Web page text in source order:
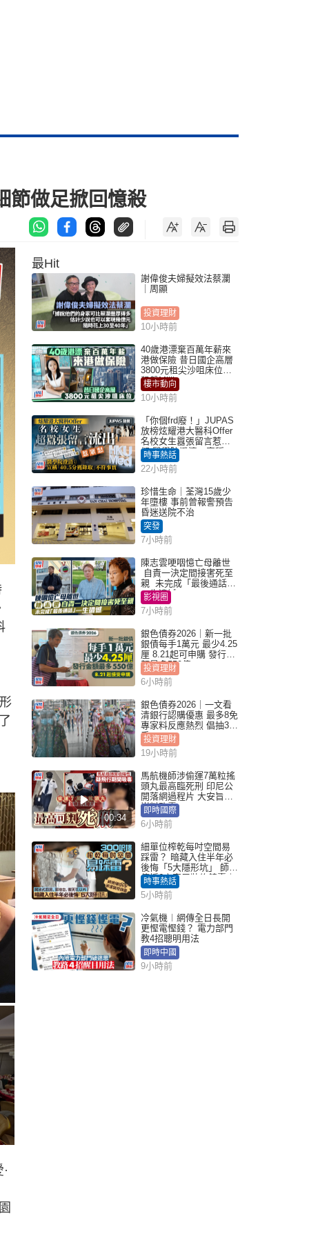
節做足掀回憶殺
最Hit
謝偉俊夫婦擬效法蔡瀾
｜周顯
投資理財
10小時前
40歲港漂棄百萬年薪來
港做保險 昔日國企高層
3800元租尖沙咀床位｜
租盤Million
樓市動向
10小時前
「你個frd廢！」JUPAS
放榜炫耀港大醫科Offer
名校女生囂張留言惹眾
怒 醫學院澄清：宣稱
「40.5分獲錄取」不符事
實｜Juicy叮
時事熱話
22小時前
珍惜生命｜荃灣15歲少
年墮樓 事前曾報警預告
昏迷送院不治
突發
7小時前
陳志雲哽咽憶亡母離世
自責一決定間接害死至
親 未完成「最後通話」
一生遺憾
影視圈
7小時前
銀色債券2026｜新一批
銀債每手1萬元 最少4.25
厘 8.21起可申購 發行金
額最多550億
投資理財
6小時前
銀色債券2026｜一文看
清銀行認購優惠 最多8免
專家料反應熱烈 倡抽30
手
投資理財
19小時前
00:34
馬航機師涉偷運7萬粒搖
頭丸最高臨死刑 印尼公
開落網過程片 大安旨意
豈料敗露
即時國際
6小時前
細單位榨乾每吋空間易
踩雷？ 暗藏入住半年必
後悔「5大隱形坑」 師傅
傳授6字家居裝修錦囊｜
Juicy叮
時事熱話
5小時前
冷氣機︱網傳全日長開
更慳電慳錢？ 電力部門
教4招聰明用法
即時中國
9小時前